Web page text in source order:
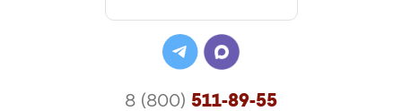
8 (800) 511-89-55